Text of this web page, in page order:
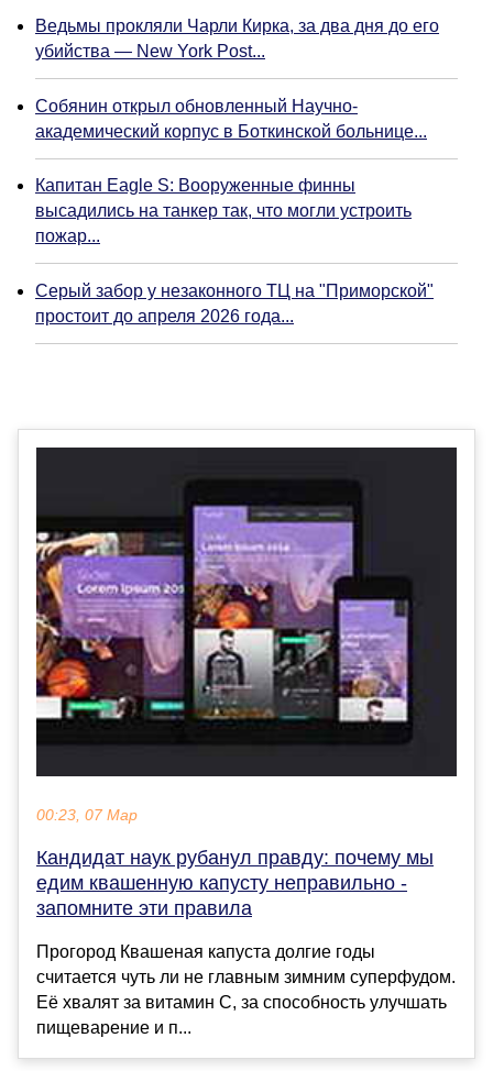
Ведьмы прокляли Чарли Кирка, за два дня до его
убийства — New York Post...
Собянин открыл обновленный Научно-
академический корпус в Боткинской больнице...
Капитан Eagle S: Вооруженные финны
высадились на танкер так, что могли устроить
пожар...
Серый забор у незаконного ТЦ на "Приморской"
простоит до апреля 2026 года...
00:23, 07 Мар
Кандидат наук рубанул правду: почему мы
едим квашенную капусту неправильно -
запомните эти правила
Прогород Квашеная капуста долгие годы
считается чуть ли не главным зимним суперфудом.
Её хвалят за витамин C, за способность улучшать
пищеварение и п...